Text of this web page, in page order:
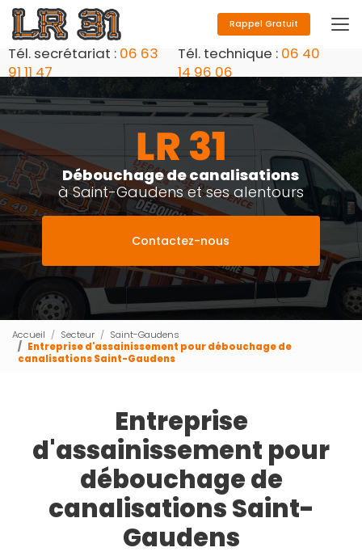
Aller
au
contenu
principal
Tél. secrétariat : 06 63
91 11 47
Tél. technique : 06 40
14 96 06
Rappel Gratuit
Débouchage de canalisations
à Saint-Gaudens et ses alentours
Contactez-nous
Accueil Secteur
Saint-Gaudens
Entreprise d'assainissement pour débouchage de
canalisations Saint-Gaudens
Entreprise
d'assainissement pour
débouchage de
canalisations Saint-
Gaudens